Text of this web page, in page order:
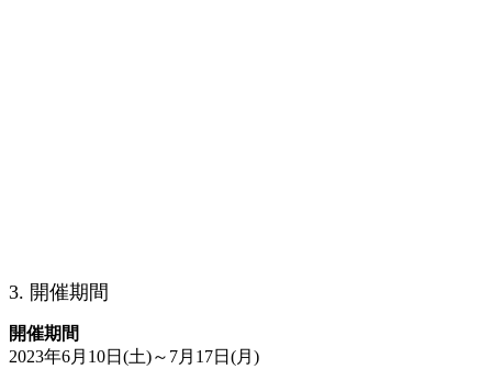
3. 開催期間
開催期間
2023年6月10日(土)～7月17日(月)